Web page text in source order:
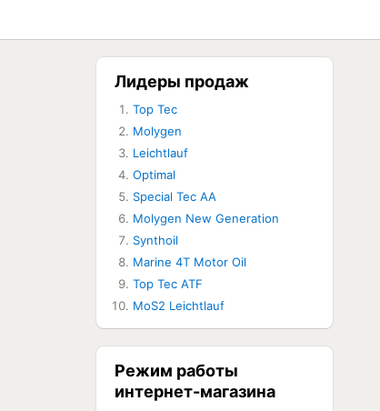
Лидеры продаж
Top Tec
Molygen
Leichtlauf
Optimal
Special Tec AA
Molygen New Generation
Synthoil
Marine 4T Motor Oil
Top Tec ATF
MoS2 Leichtlauf
Режим работы
интернет-магазина